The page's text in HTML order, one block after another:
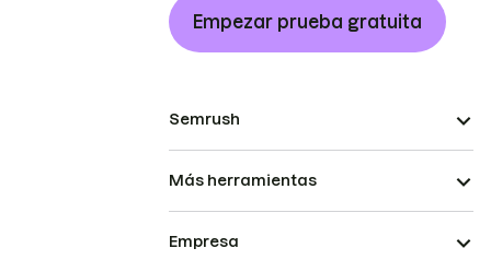
Empezar prueba gratuita
Semrush
Más herramientas
Empresa